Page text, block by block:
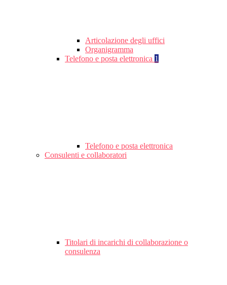
Articolazione degli uffici
Organigramma
Telefono e posta elettronica 1
Telefono e posta elettronica
Consulenti e collaboratori
Titolari di incarichi di collaborazione o
consulenza